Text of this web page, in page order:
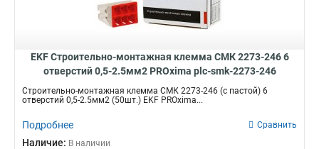
EKF Строительно-монтажная клемма СМК 2273-246 6
отверстий 0,5-2.5мм2 PROxima plc-smk-2273-246
Строительно-монтажная клемма СМК 2273-246 (с пастой) 6
отверстий 0,5-2.5мм2 (50шт.) EKF PROxima...
Подробнее Сравнить
Наличие: В наличии